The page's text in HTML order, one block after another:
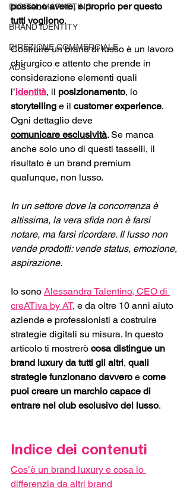
DIGITAL MARKETING
BRAND IDENTITY
DIREZIONE COMMERCIALE
ADS
possono avere, e proprio per questo
tutti vogliono.
Costruire un brand di lusso è un lavoro
chirurgico e attento che prende in
considerazione elementi quali
l’identità, il posizionamento, lo
storytelling e il customer experience.
Ogni dettaglio deve
comunicare esclusività. Se manca
anche solo uno di questi tasselli, il
risultato è un brand premium
qualunque, non lusso.
In un settore dove la concorrenza è
altissima, la vera sfida non è farsi
notare, ma farsi ricordare. Il lusso non
vende prodotti: vende status, emozione,
aspirazione.
Io sono Alessandra Talentino, CEO di
creATiva by AT, e da oltre 10 anni aiuto
aziende e professionisti a costruire
strategie digitali su misura. In questo
articolo ti mostrerò cosa distingue un
brand luxury da tutti gli altri, quali
strategie funzionano davvero e come
puoi creare un marchio capace di
entrare nel club esclusivo del lusso.
Indice dei contenuti
Cos’è un brand luxury e cosa lo
differenzia da altri brand